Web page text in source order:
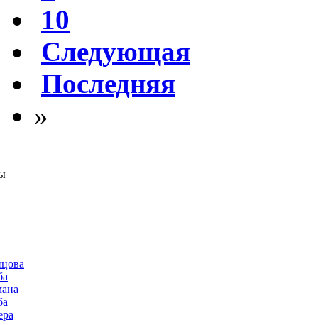
10
Следующая
Последняя
»